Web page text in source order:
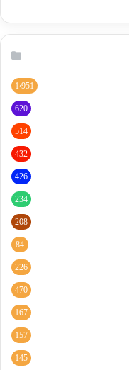
1٬951
620
514
432
426
234
208
84
226
470
167
157
145